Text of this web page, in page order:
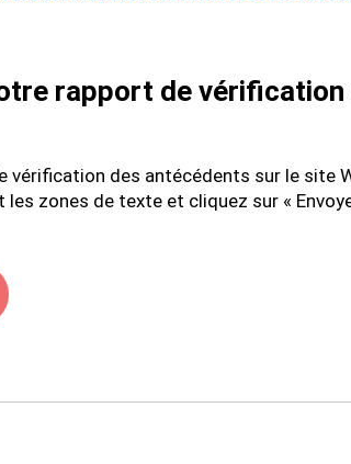
rapport de vérification
des antécédents sur le site
zones de texte et cliquez sur «